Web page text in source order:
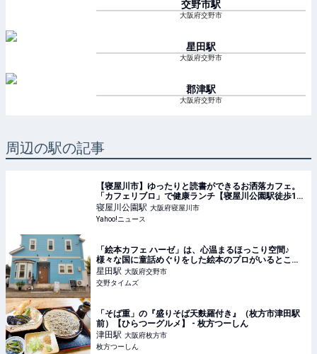
交野市駅
大阪府交野市
星田駅
大阪府交野市
郡津駅
大阪府交野市
周辺の駅の記事
【寝屋川市】ゆったりと読書ができるお洒落カフェ。
「カフェリブロ」で健康ランチ【寝屋川公園駅徒歩1
分】（maimai） - エキスパート - Yahoo!ニュース
寝屋川公園駅 大阪府寝屋川市
Yahoo!ニュース
「絵本カフェ ハーゼ」は、心温まるほっこり空間♪
様々な国に童話めぐりをした絵本のプロがいるとこ
ろ！ : 交野タイムズ
星田駅 大阪府交野市
交野タイムズ
「そば重」の『盛りそば天麩羅付き』（枚方市津田駅
前）【ひらつーグルメ】 - 枚方つーしん
津田駅 大阪府枚方市
枚方つーしん